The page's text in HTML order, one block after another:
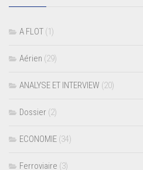
A FLOT (1)
Aérien (29)
ANALYSE ET INTERVIEW (20)
Dossier (2)
ECONOMIE (34)
Ferroviaire (3)